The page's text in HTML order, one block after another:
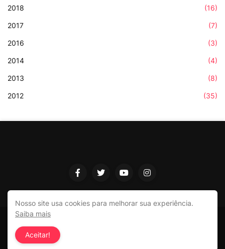
2018 (16)
2017 (7)
2016 (3)
2014 (4)
2013 (8)
2012 (35)
Início
Nosso site usa cookies para melhorar sua experiência.
Saiba mais
Aceitar!